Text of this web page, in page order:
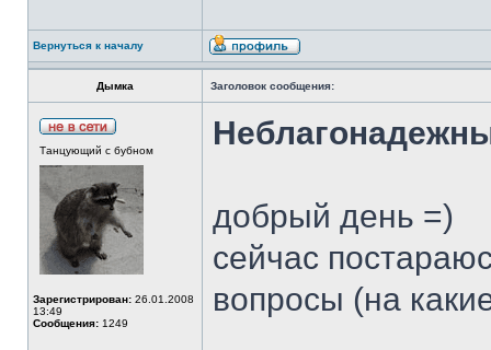
Вернуться к началу
Дымка Заголовок сообщения:
Танцующий с бубном
Зарегистрирован: 26.01.2008
13:49
Сообщения: 1249
добрый день =)
сейчас
вопросы (на